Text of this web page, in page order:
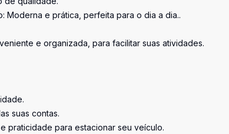
Moderna e prática, perfeita para o dia a dia..
e organizada, para facilitar suas atividades.
suas contas.
praticidade para estacionar seu veículo.